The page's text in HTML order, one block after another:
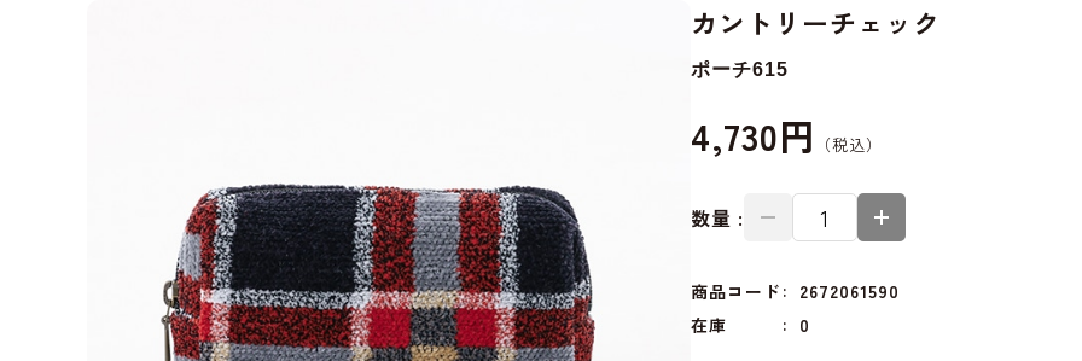
カントリーチェック
ポーチ615
4,730円
数量 :
商品コード
2672061590
在庫
0